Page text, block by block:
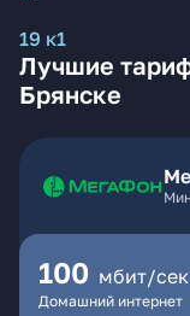
19 к1
Лучшие
Брянске
100 мбит/сек
Домашний интернет